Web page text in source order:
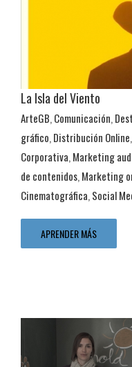
gráfico Distribución Online
Marketing audiovisual
Marketing online
Prensa
La Isla del Viento
ArteGB, Comunicación,
gráfico, Distribución Online,
Corporativa, Marketing
de contenidos, Marketing
Cinematográfica, Social
APRENDER MÁS